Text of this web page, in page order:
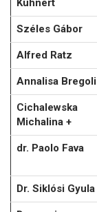
Széles Gábor
Alfred Ratz
Annalisa Bregoli
Cichalewska
Michalina +
dr. Paolo Fava
Dr. Siklósi Gyula